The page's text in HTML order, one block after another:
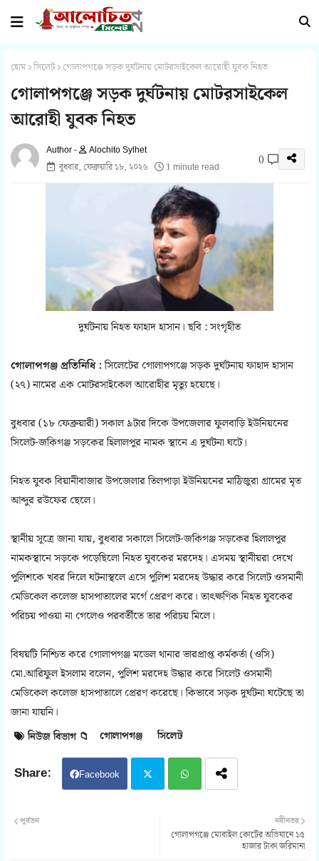
হোম সিলেট গোলাপগঞ্জে সড়ক দুর্ঘটনায় মোটরসাইকেল আরোহী যুবক নিহত
গোলাপগঞ্জে সড়ক দুর্ঘটনায় মোটরসাইকেল
আরোহী যুবক নিহত
Alochito Sylhet
বুধবার, ফেব্রুয়ারি ১৮, ২০২৬
1 minute read 0
দুর্ঘটনায় নিহত ফাহাদ হাসান। ছবি : সংগৃহীত
গোলাপগঞ্জ প্রতিনিধি :সিলেটের গোলাপগঞ্জে সড়ক দুর্ঘটনায় ফাহাদ হাসান
(২৭) নামের এক মোটরসাইকেল আরোহীর মৃত্যু হয়েছে।
বুধবার (১৮ ফেব্রুয়ারী) সকাল ৯টার দিকে উপজেলার ফুলবাড়ি ইউনিয়নের
সিলেট-জকিগঞ্জ সড়কের হিলালপুর নামক স্থানে এ দুর্ঘটনা ঘটে।
নিহত যুবক বিয়ানীবাজার উপজেলার তিলপাড়া ইউনিয়নের মাঠিজুরা গ্রামের মৃত
আব্দুর রউফের ছেলে।
স্থানীয় সূত্রে জানা যায়, বুধবার সকালে সিলেট-জকিগঞ্জ সড়কের হিলালপুর
নামকস্থানে সড়কে পড়েছিলো নিহত যুবকের মরদেহ। এসময় স্থানীয়রা দেখে
পুলিশকে খবর দিলে ঘটনাস্থলে এসে পুলিশ মরদেহ উদ্ধার করে সিলেট ওসমানী
মেডিকেল কলেজ হাসপাতালের মর্গে প্রেরণ করে। তাৎক্ষণিক নিহত যুবকের
পরিচয় পাওয়া না গেলেও পরবর্তীতে তার পরিচয় মিলে।
বিষয়টি নিশ্চিত করে গোলাপগঞ্জ মডেল থানার ভারপ্রাপ্ত কর্মকর্তা (ওসি)
মো.আরিফুল ইসলাম বলেন, পুলিশ মরদেহ উদ্ধার করে সিলেট ওসমানী
মেডিকেল কলেজ হাসপাতালে প্রেরণ করেছে। কিভাবে সড়ক দুর্ঘটনা ঘটেছে তা
জানা যায়নি।
নিউজ বিভাগ 📁 গোলাপগঞ্জ সিলেট
Facebook
atsa
নবীনতর
গোলাপগঞ্জে মোবাইল কোর্টের অভিযানে ১৫
হাজার টাকা জরিমানা
পূর্বতন